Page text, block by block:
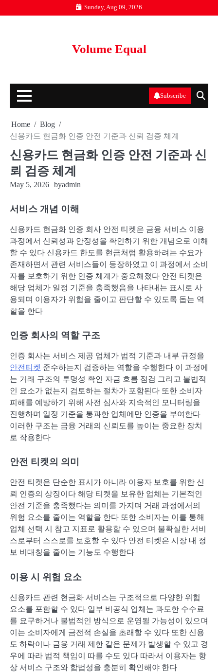
to
Sunday, Aug 09, 2026
Volume Equal
Subscribe
Home
Blog
신용카드 현금화 인증 안전 기준과 신뢰 검증 체계
신용카드 현금화 인증 안전 기준과 신
뢰 검증 체계
May 5, 2026 byadmin
서비스 개념 이해
신용카드 현금화 인증 회사 안전 티켓은 금융 서비스 이용
과정에서 신뢰성과 안정성을 확인하기 위한 개념으로 이해
할 수 있다 신용카드 한도를 현금처럼 활용하려는 수요가
존재하면서 관련 서비스들이 등장하였고 이 과정에서 소비
자를 보호하기 위한 인증 체계가 중요해졌다 안전 티켓은
해당 업체가 일정 기준을 충족했음을 나타내는 표시로 사
용되며 이용자가 위험을 줄이고 판단할 수 있도록 돕는 역
할을 한다
인증 회사의 역할 구조
인증 회사는 서비스 제공 업체가 법적 기준과 내부 규정을
안전티켓 준수하는지 검증하는 역할을 수행한다 이 과정에
는 거래 구조의 투명성 확인 자금 흐름 점검 그리고 불법적
인 요소가 없는지 검토하는 절차가 포함된다 또한 소비자
피해를 예방하기 위해 사전 심사와 지속적인 모니터링을
진행하며 일정 기준을 통과한 업체에만 인증을 부여한다
이러한 구조는 금융 거래의 신뢰도를 높이는 중요한 장치
로 작용한다
안전 티켓의 의미
안전 티켓은 단순한 표시가 아니라 이용자 보호를 위한 신
뢰 인증의 상징이다 해당 티켓을 보유한 업체는 기본적인
안전 기준을 충족했다는 의미를 가지며 거래 과정에서의
위험 요소를 줄이는 역할을 한다 또한 소비자는 이를 통해
업체 선택 시 참고 지표로 활용할 수 있으며 불확실한 서비
스로부터 스스로를 보호할 수 있다 안전 티켓은 시장 내 정
보 비대칭을 줄이는 기능도 수행한다
이용 시 위험 요소
신용카드 관련 현금화 서비스는 구조적으로 다양한 위험
요소를 포함할 수 있다 일부 비공식 업체는 과도한 수수료
를 요구하거나 불법적인 방식으로 운영될 가능성이 있으며
이는 소비자에게 금전적 손실을 초래할 수 있다 또한 신용
도 하락이나 금융 거래 제한 같은 문제가 발생할 수 있고 경
우에 따라 법적 책임이 따를 수도 있다 따라서 이용자는 항
상 서비스 구조와 합법성을 충분히 확인해야 한다